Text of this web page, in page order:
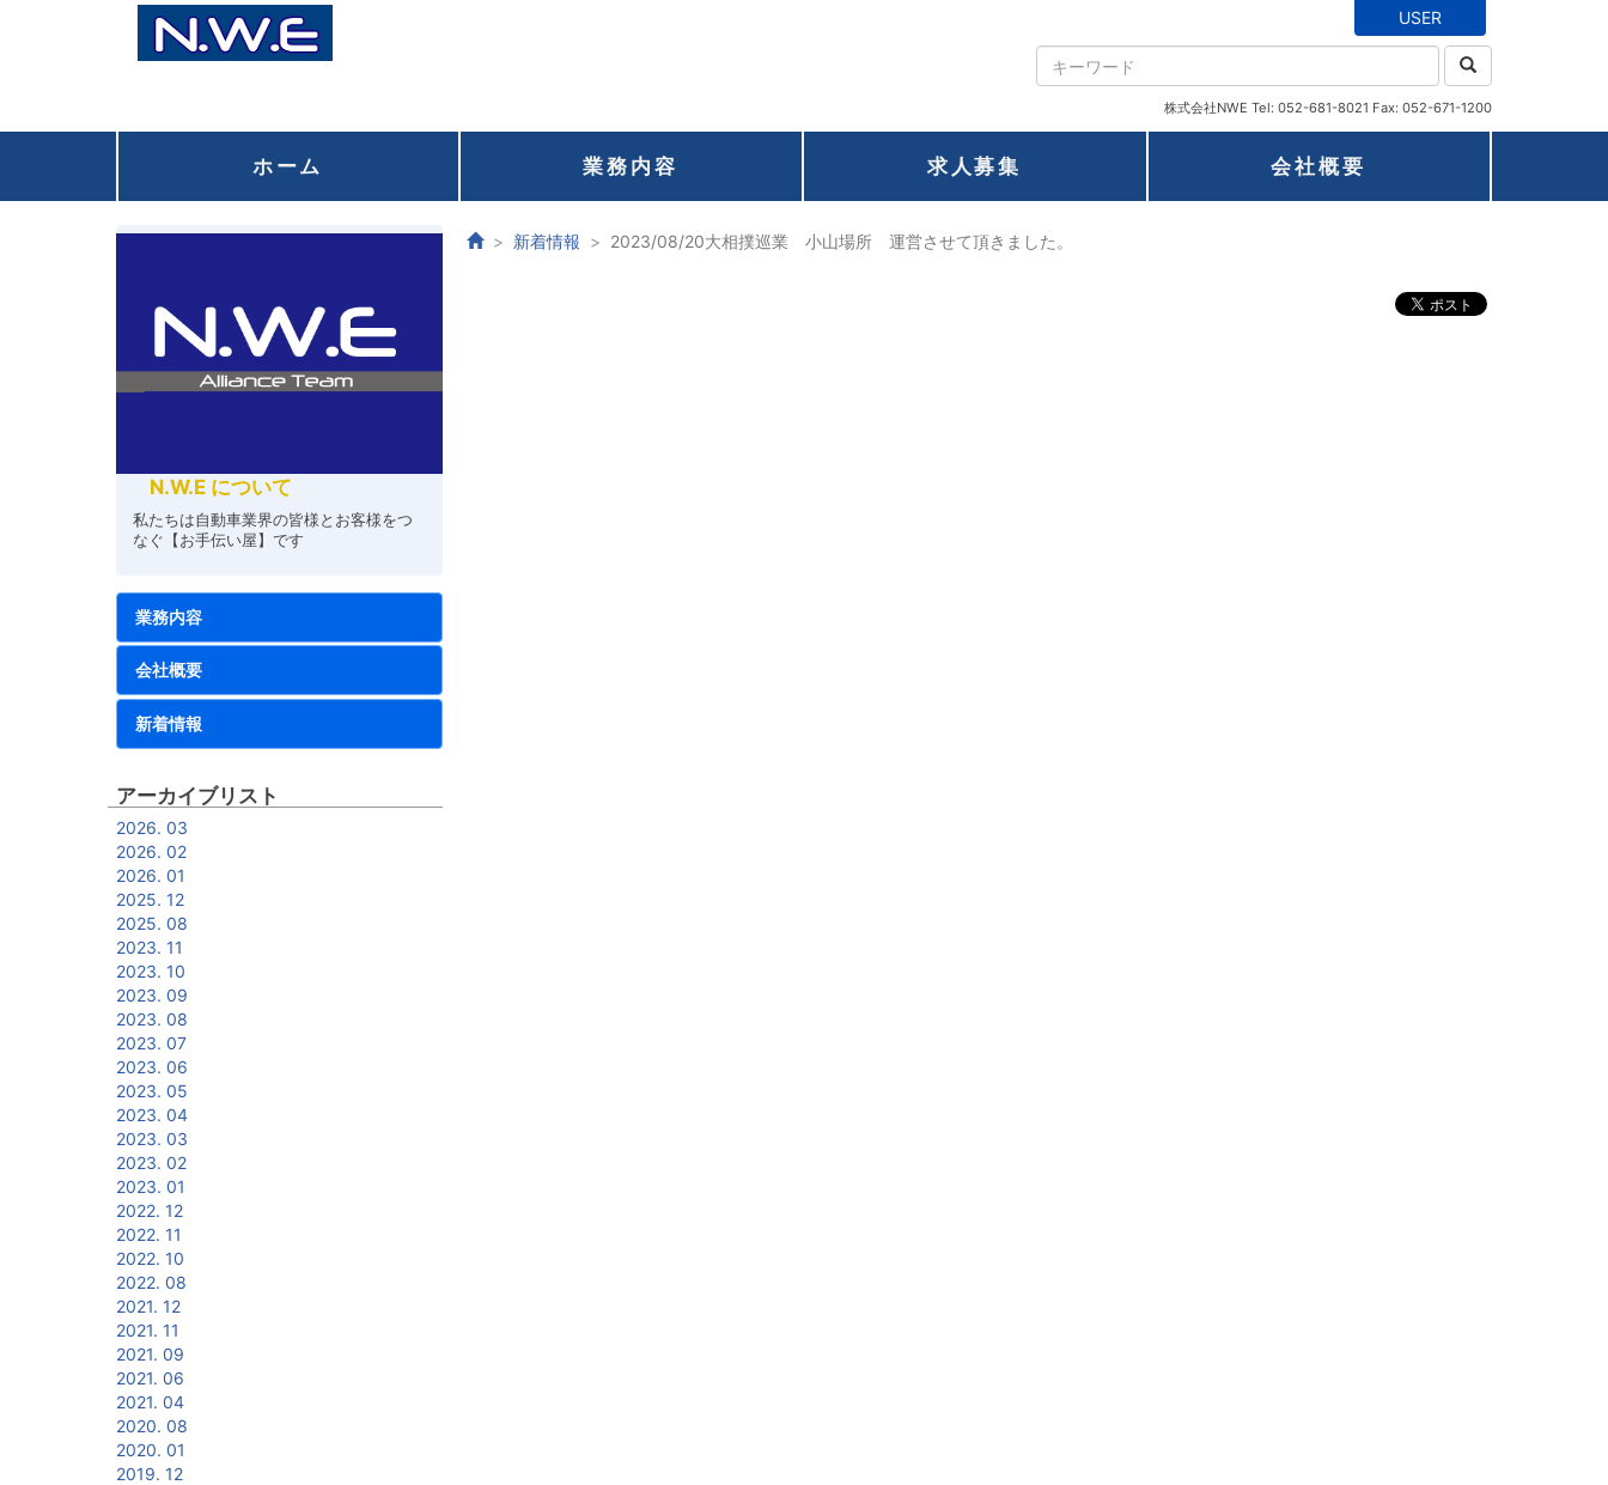
USER
株式会社NWE Tel: 052-681-8021 Fax: 052-671-1200
ホーム 業務内容 求人募集 会社概要
N.W.E について
私たちは自動車業界の皆様とお客様をつ
なぐ【お手伝い屋】です
業務内容
会社概要
新着情報
アーカイブリスト
2026. 03
2026. 02
2026. 01
2025. 12
2025. 08
2023. 11
2023. 10
2023. 09
2023. 08
2023. 07
2023. 06
2023. 05
2023. 04
2023. 03
2023. 02
2023. 01
2022. 12
2022. 11
2022. 10
2022. 08
2021. 12
2021. 11
2021. 09
2021. 06
2021. 04
2020. 08
2020. 01
2019. 12
新着情報 2023/08/20大相撲巡業 小山場所 運営させて頂きました。